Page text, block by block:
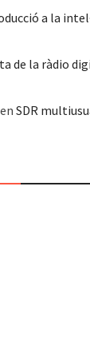
a la
de la ràdio
en SDR